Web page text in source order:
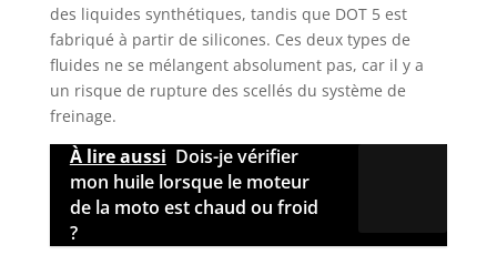
des liquides synthétiques, tandis que DOT 5 est
fabriqué à partir de silicones. Ces deux types de
fluides ne se mélangent absolument pas, car il y a
un risque de rupture des scellés du système de
freinage.
À lire aussi Dois-je vérifier
mon huile lorsque le moteur
de la moto est chaud ou froid
?